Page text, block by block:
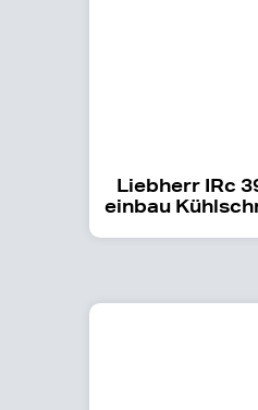
Liebherr IRc
einbau